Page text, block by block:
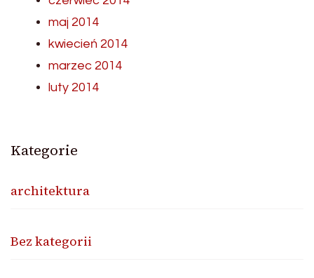
maj 2014
kwiecień 2014
marzec 2014
luty 2014
Kategorie
architektura
Bez kategorii